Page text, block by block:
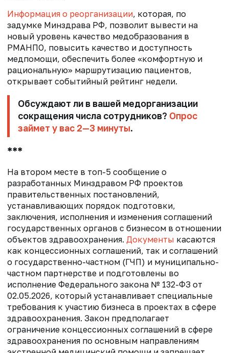
Информация о реорганизации, которая, по
задумке Минздрава РФ, позволит вывести на
новый уровень качество медобразования в
РМАНПО, повысить качество и доступность
медпомощи, обеспечить более «комфортную и
рациональную» маршрутизацию пациентов,
открывает событийный рейтинг недели.
Обсуждают ли в вашей медорганизации
сокращения числа сотрудников? Опрос
займет у вас 2—3 минуты.
***
На втором месте в топ-5 сообщение о
разработанных Минздравом РФ проектов
правительственных постановлений,
устанавливающих порядок подготовки,
заключения, исполнения и изменения соглашений
государственных органов с бизнесом в отношении
объектов здравоохранения. Документы касаются
как концессионных соглашений, так и соглашений
о государственно-частном (ГЧП) и муниципально-
частном партнерстве и подготовлены во
исполнение Федерального закона № 132-ФЗ от
02.05.2026, который устанавливает специальные
требования к участию бизнеса в проектах в сфере
здравоохранения. Закон предполагает
ограничение концессионных соглашений в сфере
здравоохранения по основным направлениям